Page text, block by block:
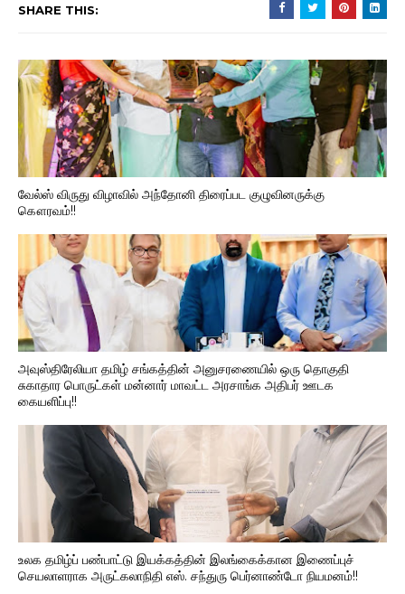
SHARE THIS:
வேல்ஸ் விருது விழாவில் அந்தோனி திரைப்பட குழுவினருக்கு
கௌரவம்!!
அவுஸ்திரேலியா தமிழ் சங்கத்தின் அனுசரணையில் ஒரு தொகுதி
சுகாதார பொருட்கள் மன்னார் மாவட்ட அரசாங்க அதிபர் ஊடக
கையளிப்பு!!
உலக தமிழ்ப் பண்பாட்டு இயக்கத்தின் இலங்கைக்கான இணைப்புச்
செயலாளராக அருட்கலாநிதி எஸ். சந்துரு பெர்னாண்டோ நியமனம்!!